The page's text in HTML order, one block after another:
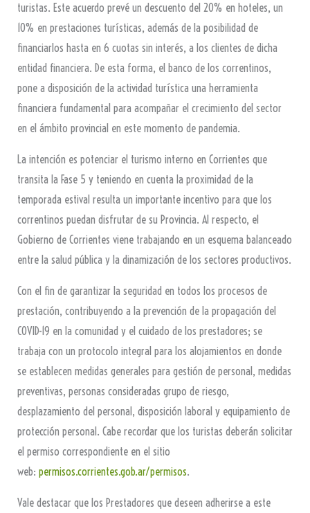
turistas. Este acuerdo prevé un descuento del 20% en hoteles, un
10% en prestaciones turísticas, además de la posibilidad de
financiarlos hasta en 6 cuotas sin interés, a los clientes de dicha
entidad financiera. De esta forma, el banco de los correntinos,
pone a disposición de la actividad turística una herramienta
financiera fundamental para acompañar el crecimiento del sector
en el ámbito provincial en este momento de pandemia.
La intención es potenciar el turismo interno en Corrientes que
transita la Fase 5 y teniendo en cuenta la proximidad de la
temporada estival resulta un importante incentivo para que los
correntinos puedan disfrutar de su Provincia. Al respecto, el
Gobierno de Corrientes viene trabajando en un esquema balanceado
entre la salud pública y la dinamización de los sectores productivos.
Con el fin de garantizar la seguridad en todos los procesos de
prestación, contribuyendo a la prevención de la propagación del
COVID-19 en la comunidad y el cuidado de los prestadores; se
trabaja con un protocolo integral para los alojamientos en donde
se establecen medidas generales para gestión de personal, medidas
preventivas, personas consideradas grupo de riesgo,
desplazamiento del personal, disposición laboral y equipamiento de
protección personal. Cabe recordar que los turistas deberán solicitar
el permiso correspondiente en el sitio
web: permisos.corrientes.gob.ar/permisos.
Vale destacar que los Prestadores que deseen adherirse a este